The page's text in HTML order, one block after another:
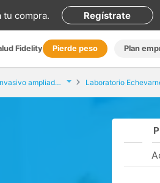
tu compra. Regístrate
Fidelity Pierde peso Plan
Test prenatal no invasivo ampliado. 5 microdeleciones Laboratorio